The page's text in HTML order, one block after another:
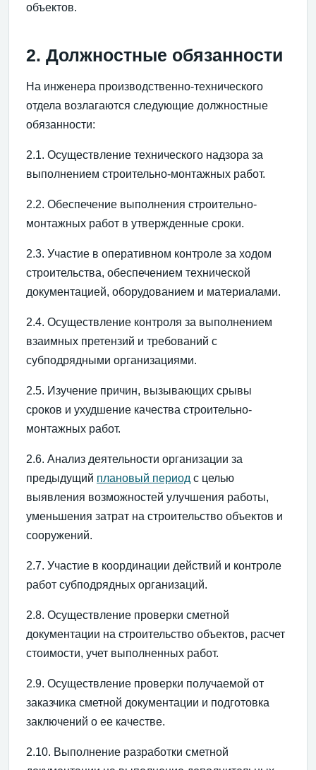
объектов.
2. Должностные обязанности
На инженера производственно-технического
отдела возлагаются следующие должностные
обязанности:
2.1. Осуществление технического надзора за
выполнением строительно-монтажных работ.
2.2. Обеспечение выполнения строительно-
монтажных работ в утвержденные сроки.
2.3. Участие в оперативном контроле за ходом
строительства, обеспечением технической
документацией, оборудованием и материалами.
2.4. Осуществление контроля за выполнением
взаимных претензий и требований с
субподрядными организациями.
2.5. Изучение причин, вызывающих срывы
сроков и ухудшение качества строительно-
монтажных работ.
2.6. Анализ деятельности организации за
предыдущий плановый период с целью
выявления возможностей улучшения работы,
уменьшения затрат на строительство объектов и
сооружений.
2.7. Участие в координации действий и контроле
работ субподрядных организаций.
2.8. Осуществление проверки сметной
документации на строительство объектов, расчет
стоимости, учет выполненных работ.
2.9. Осуществление проверки получаемой от
заказчика сметной документации и подготовка
заключений о ее качестве.
2.10. Выполнение разработки сметной